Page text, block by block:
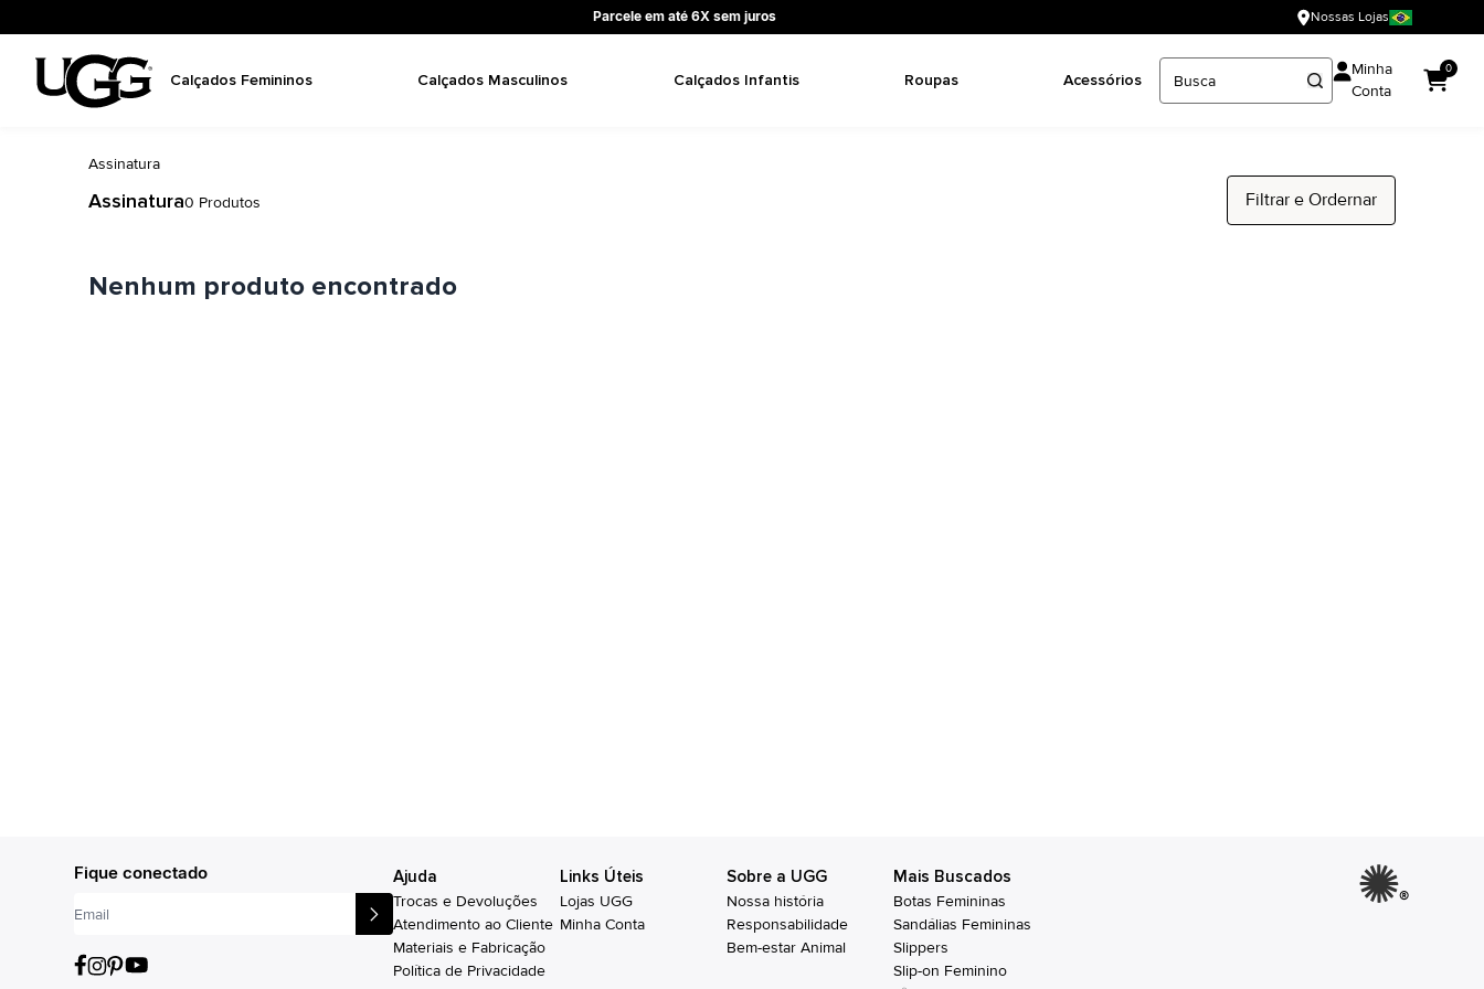
Parcele em até 6X sem juros Nossas Lojas
Calçados Femininos Calçados Masculinos Calçados Infantis Roupas Acessórios
Minha
Conta
0
Assinatura
Assinatura0 Produtos Filtrar e Ordernar
Nenhum produto encontrado
®
Fique conectado Ajuda
Trocas e Devoluções
Atendimento ao Cliente
Materiais e Fabricação
Política de Privacidade
Links Úteis
Lojas UGG
Minha Conta
Sobre a UGG
Nossa história
Responsabilidade
Bem-estar Animal
Mais Buscados
Botas Femininas
Sandálias Femininas
Slippers
Slip-on Feminino